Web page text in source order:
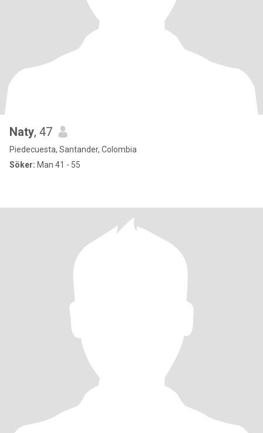
Naty, 47
Piedecuesta, Santander, Colombia
Söker: Man 41 - 55